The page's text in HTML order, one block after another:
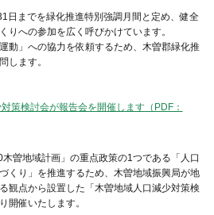
日までを緑化推進特別強調月間と定め、健全
りへの参加を広く呼びかけています。
動」への協力を依頼するため、木曽郡緑化推
します。
策検討会が報告会を開催します（PDF：
曽地域計画」の重点政策の1つである「人口
くり」を推進するため、木曽地域振興局が地
観点から設置した「木曽地域人口減少対策検
開催いたします。